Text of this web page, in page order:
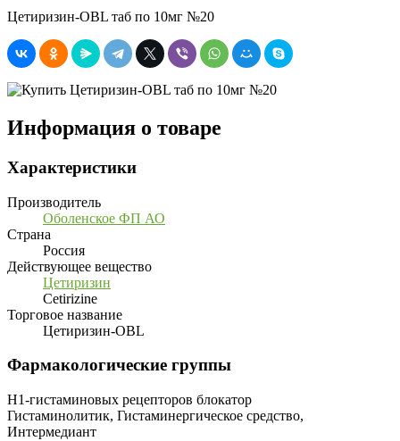
Цетиризин-OBL таб по 10мг №20
Информация о товаре
Характеристики
Производитель
Оболенское ФП АО
Страна
Россия
Действующее вещество
Цетиризин
Cetirizine
Торговое название
Цетиризин-OBL
Фармакологические группы
H1-гистаминовых рецепторов блокатор
Гистаминолитик, Гистаминергическое средство,
Интермедиант